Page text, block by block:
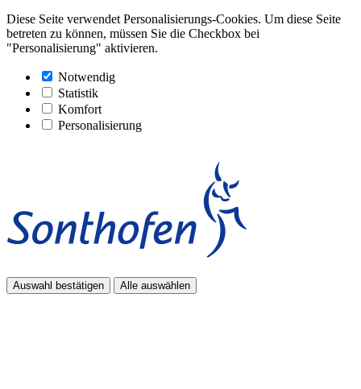
Diese Seite verwendet Personalisierungs-Cookies. Um diese Seite
betreten zu können, müssen Sie die Checkbox bei
"Personalisierung" aktivieren.
Notwendig
Statistik
Komfort
Personalisierung
Auswahl bestätigen Alle auswählen